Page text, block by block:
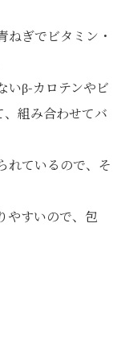
ねぎでビタミン・
いβ-カロテンやビ
組み合わせてバ
れているので、そ
やすいので、包